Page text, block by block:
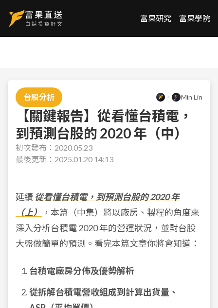
富果研究 富果學院
台股分析 Min Lin
【關鍵報告】從看懂台積電，
到預測台股的 2020 年（中）
初次發布： 2020.05.23
最後更新： 2025.01.20 14:13
延續 從看懂台積電，到預測台股的 2020 年
（上）
，本篇（中集）將以廠房、製程的角度來
深入分析台積電 2020 年的營運狀況，並對台股
大盤做簡單的預測。看完本篇文章你將會知道：
台積電廠房分佈及優勢解析
從拆解台積電營收組成到計算出貨量、